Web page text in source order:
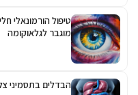
טיפול הורמונאלי
מוגבר לגלאוקומה
הבדלים בתסמיני